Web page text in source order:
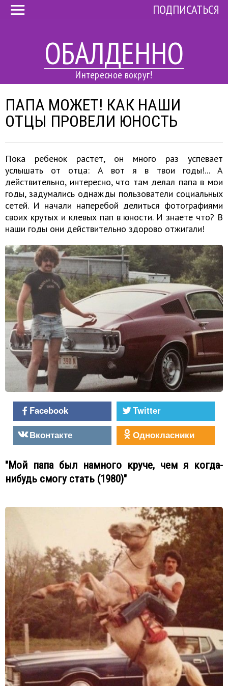
ОБАЛДЕННО
Интересное вокруг!
ПОДПИСАТЬСЯ
ПАПА МОЖЕТ! КАК НАШИ
ОТЦЫ ПРОВЕЛИ ЮНОСТЬ
Пока ребенок растет, он много раз успевает
услышать от отца: А вот я в твои годы!... А
действительно, интересно, что там делал папа в мои
годы, задумались однажды пользователи социальных
сетей. И начали наперебой делиться фотографиями
своих крутых и клевых пап в юности. И знаете что? В
наши годы они действительно здорово отжигали!
Facebook
Twitter
Вконтакте
Однокласники
"Мой папа был намного круче, чем я когда-
нибудь смогу стать (1980)"